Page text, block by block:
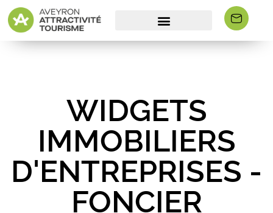
WIDGETS
IMMOBILIERS
D'ENTREPRISES -
FONCIER